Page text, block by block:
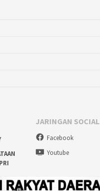
JARINGAN SOCIAL
Facebook
Youtube